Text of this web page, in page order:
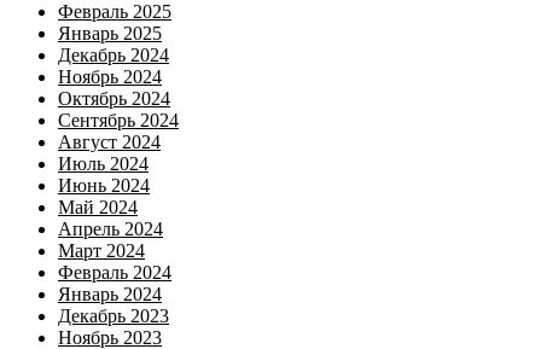
Февраль 2025
Январь 2025
Декабрь 2024
Ноябрь 2024
Октябрь 2024
Сентябрь 2024
Август 2024
Июль 2024
Июнь 2024
Май 2024
Апрель 2024
Март 2024
Февраль 2024
Январь 2024
Декабрь 2023
Ноябрь 2023